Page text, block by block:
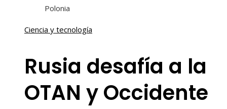
Polonia
Ciencia y tecnología
Rusia desafía a la
OTAN y Occidente